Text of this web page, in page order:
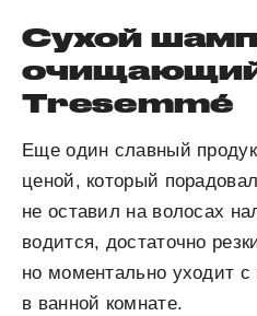
Сухой
Tresemmé
Еще один славный
ценой, который
не оставил на волосах
водится, достаточно
но моментально уходит с
в ванной комнате.